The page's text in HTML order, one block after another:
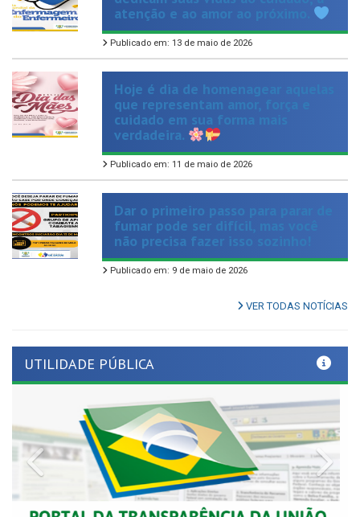
Publicado em: 13 de maio de 2026
Hoje é dia de homenagear aquelas
que representam amor, força e
cuidado em sua forma mais
verdadeira.
Publicado em: 11 de maio de 2026
Dar o primeiro passo para parar de
fumar pode ser difícil, mas você
não precisa fazer isso sozinho!
Publicado em: 9 de maio de 2026
VER TODAS NOTÍCIAS
Previous